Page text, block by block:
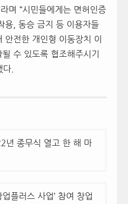
며 “시민들에게는 면허인증
용, 동승 금지 등 이용자들
안전한 개인형 이동장치 이
수 있도록 협조해주시기
.
년 종무식 열고 한 해 마
플러스 사업’ 참여 창업